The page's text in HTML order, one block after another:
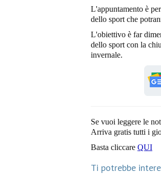
L'appuntamento è
dello sport che
L'obiettivo è far
dello sport con la
invernale.
Se vuoi leggere le
Arriva gratis tutti i
Basta cliccare QUI
Ti potrebbe